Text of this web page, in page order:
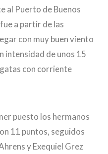
al Puerto de Buenos
a partir de las
con muy buen viento
intensidad de unos 15
con corriente
puesto los hermanos
11 puntos, seguidos
y Exequiel Grez